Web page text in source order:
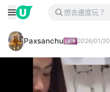
Paxsanchu 2026/01/20